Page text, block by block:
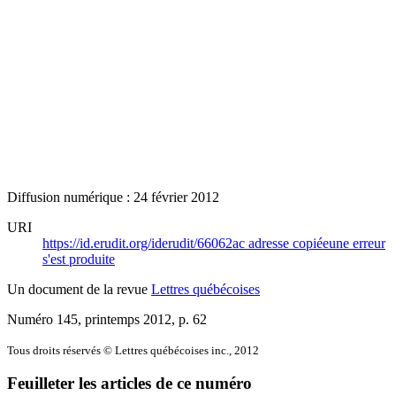
Diffusion numérique : 24 février 2012
URI
https://id.erudit.org/iderudit/66062ac adresse copiéeune erreur
s'est produite
Un document de la revue Lettres québécoises
Numéro 145, printemps 2012, p. 62
Tous droits réservés © Lettres québécoises inc., 2012
Feuilleter les articles de ce numéro